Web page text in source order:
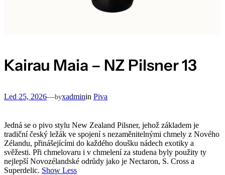
Kairau Maia – NZ Pilsner 13
Led 25, 2026—byxadminin Piva
Jedná se o pivo stylu New Zealand Pilsner, jehož základem je
tradiční český ležák ve spojení s nezaměnitelnými chmely z Nového
Zélandu, přinášejícími do každého doušku nádech exotiky a
svěžesti. Při chmelovaru i v chmelení za studena byly použity ty
nejlepší Novozélandské odrůdy jako je Nectaron, S. Cross a
Superdelic. Show Less